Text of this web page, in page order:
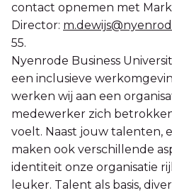
contact opnemen met Mark
Director:
55.​
Nyenrode Business
een inclusieve
werken wij aan een
medewerker zich
voelt. Naast jouw talenten,
maken ook verschillende
identiteit onze organisatie
leuker. Talent als basis,